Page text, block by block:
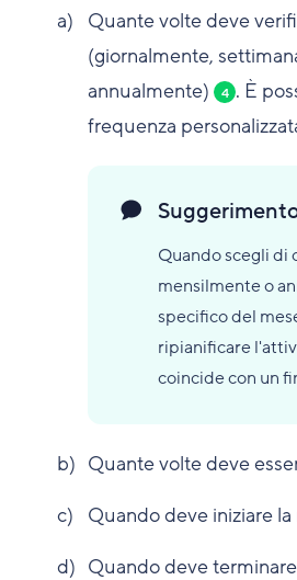
Quante volte deve
(giornalmente,
annualmente)
4 . È
frequenza
Quando scegli
mensilmente o
specifico del
ripianificare
coincide con un
Quante volte deve
Quando deve iniziare la
Quando deve